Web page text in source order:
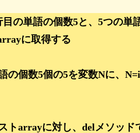
目の単語の個数5と、5つの単
に取得する
の個数5個の5を変数Nに、
トarrayに対し、delメソッド